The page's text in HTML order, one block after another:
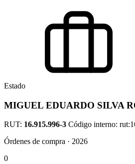
Estado
MIGUEL EDUARDO SILVA
RUT: 16.915.996-3 Código interno:
Órdenes de compra · 2026
0